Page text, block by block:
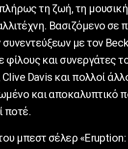
τη ζωή, τη
Βασιζόμενο
με τον Beck
φίλους και συνεργάτες
Clive Davis και πολλοί
και αποκαλυπτικό
ποτέ.
μπεστ σέλερ «Eruption: